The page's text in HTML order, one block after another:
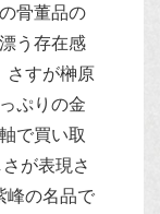
骨董品の
う存在感
さすが榊原
ぷりの金
で買い取
が表現さ
峰の名品で